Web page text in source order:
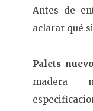
Antes de
aclarar qué
Palets
madera